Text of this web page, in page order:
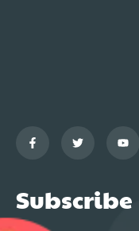
Subscribe